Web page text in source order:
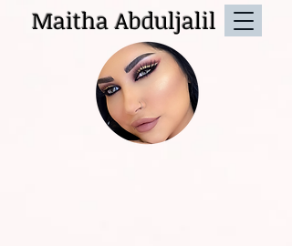
Maitha Abduljalil